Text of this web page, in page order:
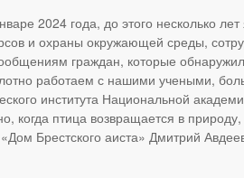
2024 года, до этого несколько
и охраны окружающей среды,
граждан, которые
работаем с нашими учеными,
института Национальной
когда птица возвращается в
Брестского аиста» Дмитрий